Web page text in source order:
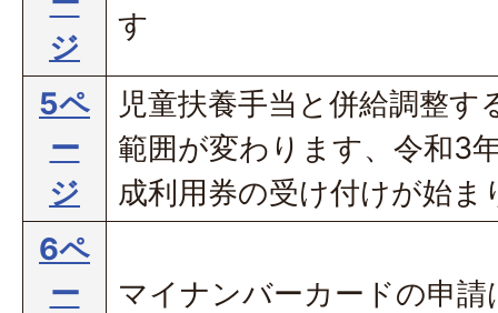
ジ
す
5ペ
ー
ジ
児童扶養手当と併給調整す
範囲が変わります、令和3
成利用券の受け付けが始ま
6ペ
ー
マイナンバーカードの申